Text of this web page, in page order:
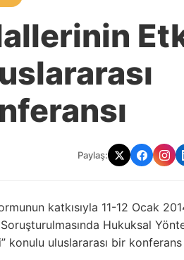
Paylaş:
katkısıyla 11-12 Ocak
Hukuksal
konulu uluslararası bir konferans